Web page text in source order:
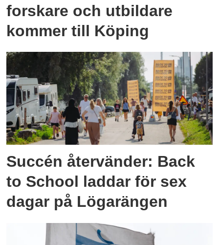
forskare och utbildare
kommer till Köping
Succén återvänder: Back
to School laddar för sex
dagar på Lögarängen